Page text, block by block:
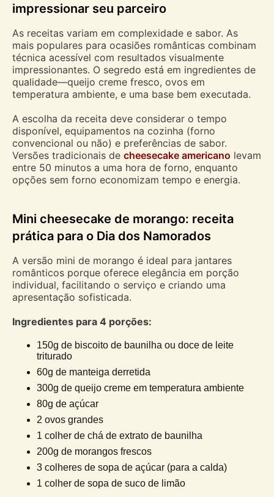
impressionar seu parceiro
As receitas variam em complexidade e sabor. As
mais populares para ocasiões românticas combinam
técnica acessível com resultados visualmente
impressionantes. O segredo está em ingredientes de
qualidade—queijo creme fresco, ovos em
temperatura ambiente, e uma base bem executada.
A escolha da receita deve considerar o tempo
disponível, equipamentos na cozinha (forno
convencional ou não) e preferências de sabor.
Versões tradicionais de cheesecake americano levam
entre 50 minutos a uma hora de forno, enquanto
opções sem forno economizam tempo e energia.
Mini cheesecake de morango: receita
prática para o Dia dos Namorados
A versão mini de morango é ideal para jantares
românticos porque oferece elegância em porção
individual, facilitando o serviço e criando uma
apresentação sofisticada.
Ingredientes para 4 porções:
150g de biscoito de baunilha ou doce de leite
triturado
60g de manteiga derretida
300g de queijo creme em temperatura ambiente
80g de açúcar
2 ovos grandes
1 colher de chá de extrato de baunilha
200g de morangos frescos
3 colheres de sopa de açúcar (para a calda)
1 colher de sopa de suco de limão